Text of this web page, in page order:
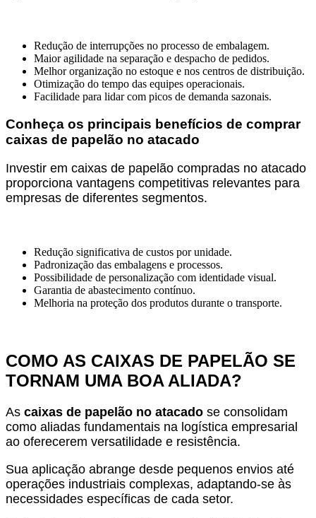
Redução de interrupções no processo de embalagem.
Maior agilidade na separação e despacho de pedidos.
Melhor organização no estoque e nos centros de distribuição.
Otimização do tempo das equipes operacionais.
Facilidade para lidar com picos de demanda sazonais.
Conheça os principais benefícios de comprar
caixas de papelão no atacado
Investir em caixas de papelão compradas no atacado
proporciona vantagens competitivas relevantes para
empresas de diferentes segmentos.
Redução significativa de custos por unidade.
Padronização das embalagens e processos.
Possibilidade de personalização com identidade visual.
Garantia de abastecimento contínuo.
Melhoria na proteção dos produtos durante o transporte.
COMO AS CAIXAS DE PAPELÃO SE
TORNAM UMA BOA ALIADA?
As caixas de papelão no atacado se consolidam
como aliadas fundamentais na logística empresarial
ao oferecerem versatilidade e resistência.
Sua aplicação abrange desde pequenos envios até
operações industriais complexas, adaptando-se às
necessidades específicas de cada setor.